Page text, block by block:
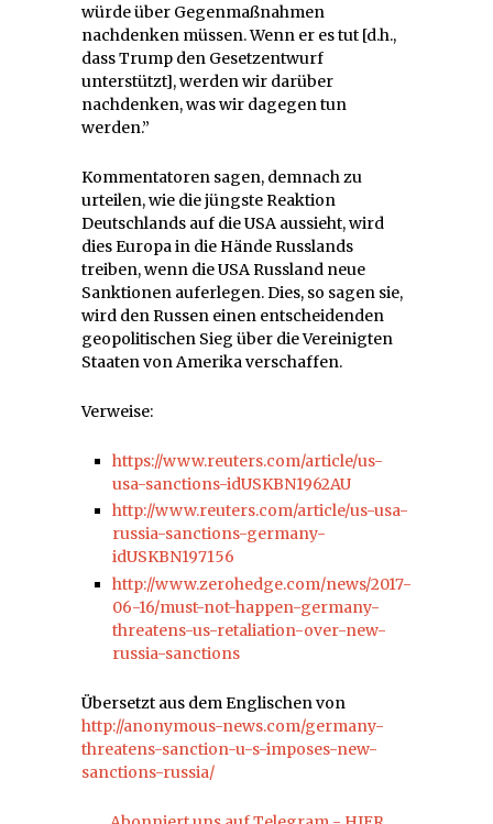
würde über Gegenmaßnahmen
nachdenken müssen. Wenn er es tut [d.h.,
dass Trump den Gesetzentwurf
unterstützt], werden wir darüber
nachdenken, was wir dagegen tun
werden.”
Kommentatoren sagen, demnach zu
urteilen, wie die jüngste Reaktion
Deutschlands auf die USA aussieht, wird
dies Europa in die Hände Russlands
treiben, wenn die USA Russland neue
Sanktionen auferlegen. Dies, so sagen sie,
wird den Russen einen entscheidenden
geopolitischen Sieg über die Vereinigten
Staaten von Amerika verschaffen.
Verweise:
https://www.reuters.com/article/us-
usa-sanctions-idUSKBN1962AU
http://www.reuters.com/article/us-usa-
russia-sanctions-germany-
idUSKBN197156
http://www.zerohedge.com/news/2017-
06-16/must-not-happen-germany-
threatens-us-retaliation-over-new-
russia-sanctions
Übersetzt aus dem Englischen von
http://anonymous-news.com/germany-
threatens-sanction-u-s-imposes-new-
sanctions-russia/